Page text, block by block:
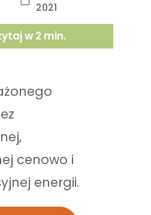
2021
w 2 min.
cenowo i
energii.